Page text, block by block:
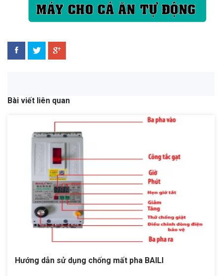
Bài viết liên quan
Hướng dẫn sử dụng chống mất pha BAILI